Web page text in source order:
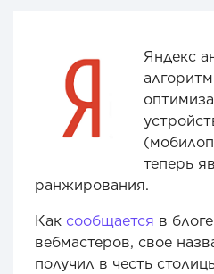
Яндекс
теперь
ранжирования.
Как сообщается в
вебмастеров, свое
получил в честь